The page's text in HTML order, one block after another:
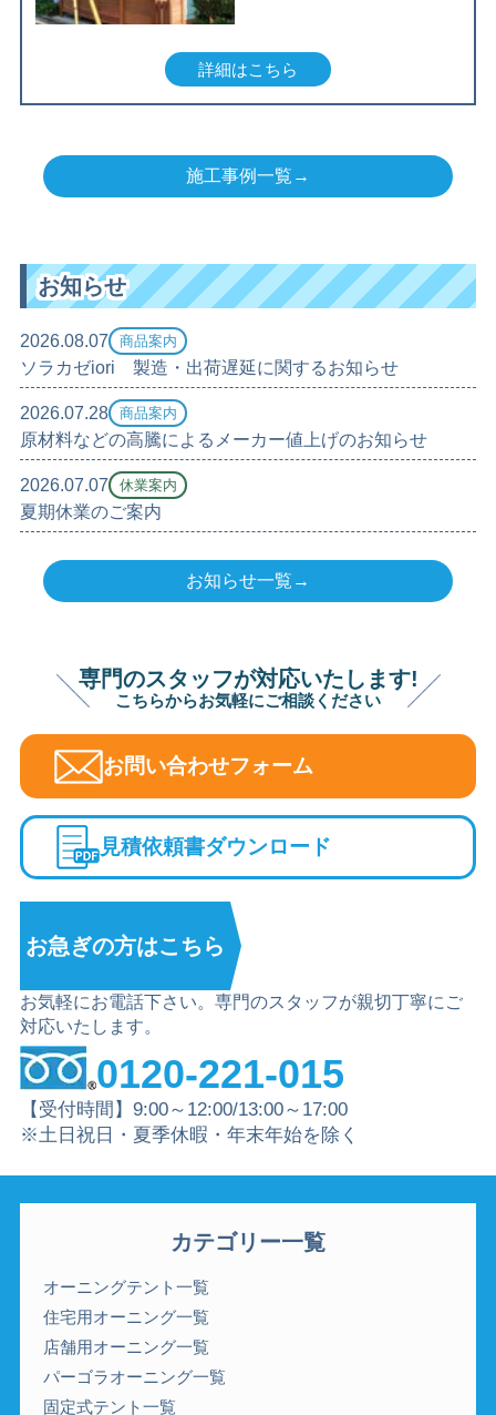
詳細はこちら
施工事例一覧→
お知らせ
2026.08.07 商品案内
ソラカゼiori 製造・出荷遅延に関するお知らせ
2026.07.28 商品案内
原材料などの高騰によるメーカー値上げのお知らせ
2026.07.07 休業案内
夏期休業のご案内
お知らせ一覧→
専門のスタッフが対応いたします!
こちらからお気軽にご相談ください
お問い合わせフォーム
見積依頼書ダウンロード
お急ぎの方はこちら
お気軽にお電話下さい。専門のスタッフが親切丁寧にご
対応いたします。
0120-221-015
【受付時間】9:00～12:00/13:00～17:00
※土日祝日・夏季休暇・年末年始を除く
カテゴリー一覧
オーニングテント一覧
住宅用オーニング一覧
店舗用オーニング一覧
パーゴラオーニング一覧
固定式テント一覧